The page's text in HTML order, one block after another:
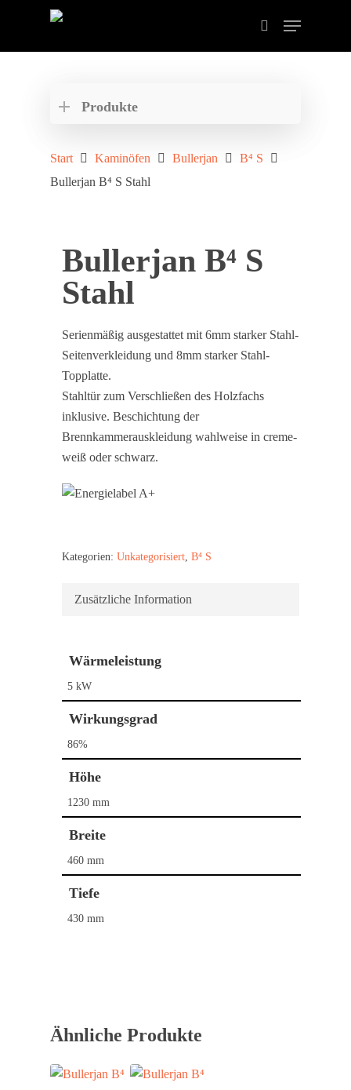
schließen der Suche.
Produkte
Start Kaminöfen Bullerjan
B⁴ S
Bullerjan B⁴ S Stahl
Bullerjan B⁴ S
Stahl
Serienmäßig ausgestattet mit 6mm starker Stahl-
Seitenverkleidung und 8mm starker Stahl-
Topplatte.
Stahltür zum Verschließen des Holzfachs
inklusive. Beschichtung der
Brennkammerauskleidung wahlweise in creme-
weiß oder schwarz.
Kategorien: Unkategorisiert B⁴ S
Zusätzliche Information
Wärmeleistung
5 kW
Wirkungsgrad
86%
Höhe
1230 mm
Breite
460 mm
Tiefe
430 mm
Ähnliche Produkte
Kontakt